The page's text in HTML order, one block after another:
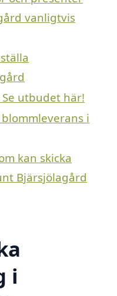
vanligtvis
utbudet här!
i
kan skicka
Bjärsjölagård
i